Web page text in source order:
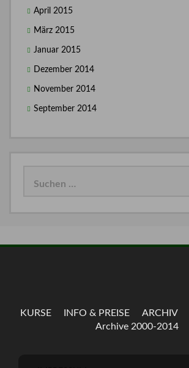
April 2015
März 2015
Januar 2015
Dezember 2014
November 2014
September 2014
KURSE INFO & PREISE ARCHIV
Archive 2000-2014